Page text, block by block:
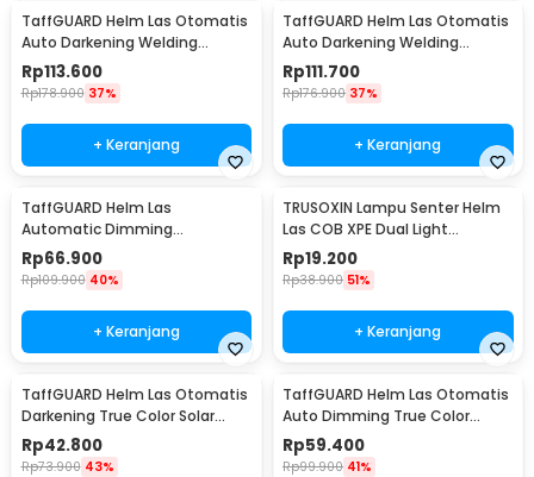
TaffGUARD Helm Las Otomatis
Auto Darkening Welding
Helmet - HW12
Rp113.600
Rp178.900 37%
+ Keranjang
TaffGUARD Helm Las Otomatis
Auto Darkening Welding
Helmet Terminator - HW12
Rp111.700
Rp176.900 37%
+ Keranjang
TaffGUARD Helm Las
Automatic Dimming
Protective Welding with
Headlamp - HJ10
Rp66.900
Rp109.900 40%
+ Keranjang
TRUSOXIN Lampu Senter Helm
Las COB XPE Dual Light
Rechargeable - TR35
Rp19.200
Rp38.900 51%
+ Keranjang
TaffGUARD Helm Las Otomatis
Darkening True Color Solar
Welding Mask - HJ28
Rp42.800
Rp73.900 43%
TaffGUARD Helm Las Otomatis
Auto Dimming True Color
Welding Mask LED - HF28
Rp59.400
Rp99.900 41%